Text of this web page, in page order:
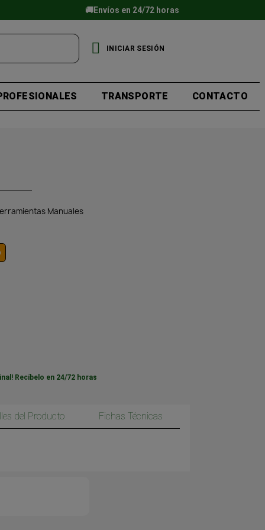
🚚Envíos en 24/72 horas
INICIAR SESIÓN
TRANSPORTE CONTACTO
Manuales
Recíbelo en 24/72 horas
del Producto Fichas Técnicas